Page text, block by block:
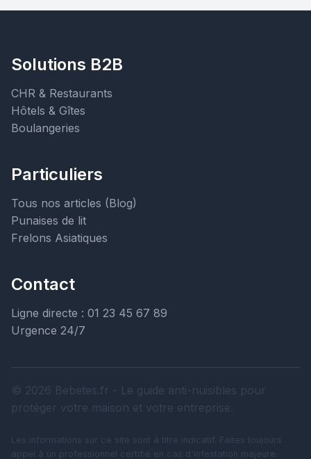
Solutions B2B
CHR & Restaurants
Hôtels & Gîtes
Boulangeries
Particuliers
Tous nos articles (Blog)
Punaises de lit
Frelons Asiatiques
Contact
Ligne directe : 01 23 45 67 89
Urgence 24/7
© 2026 Bebetes.fr - Le guide anti-nuisibles pour
protéger votre maison et votre entreprise.
Les informations sur ce site sont à titre indicatif. Faites toujours
appel à un professionnel certifié en cas d'infestation majeure.